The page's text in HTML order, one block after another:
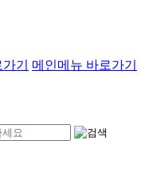
기 메인메뉴 바로가기